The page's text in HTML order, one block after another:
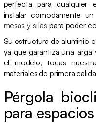
perfecta para cualquier
instalar cómodamente
mesas y sillas para poder
Su estructura de aluminio
ya que garantiza una
el modelo, todas
materiales de primera
Pérgola
para